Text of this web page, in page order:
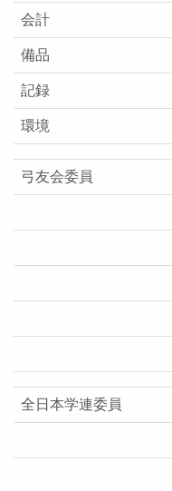
会計
備品
記録
環境
弓友会委員
全日本学連委員